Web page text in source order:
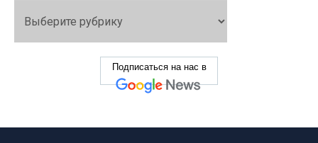
Подписаться на нас в